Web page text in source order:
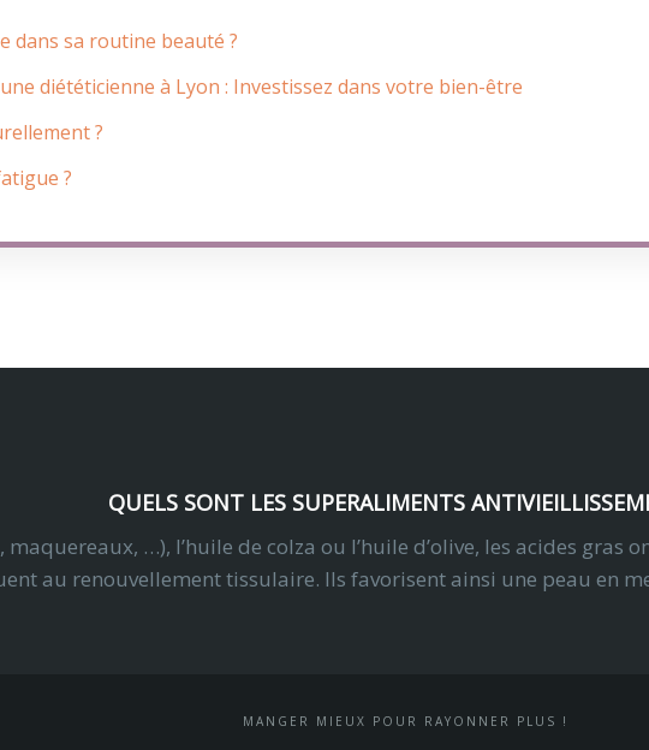
dans sa routine beauté ?
diététicienne à Lyon : Investissez dans votre bien-être
?
?
QUELS SONT LES SUPERALIMENTS
…), l’huile de colza ou l’huile d’olive, les acides gras
au renouvellement tissulaire. Ils favorisent ainsi une peau en
MANGER MIEUX POUR RAYONNER PLUS !